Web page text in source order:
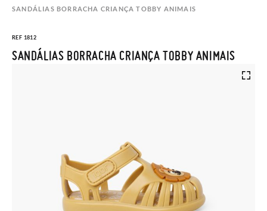
SANDÁLIAS BORRACHA CRIANÇA TOBBY ANIMAIS
REF 1812
SANDÁLIAS BORRACHA CRIANÇA TOBBY ANIMAIS